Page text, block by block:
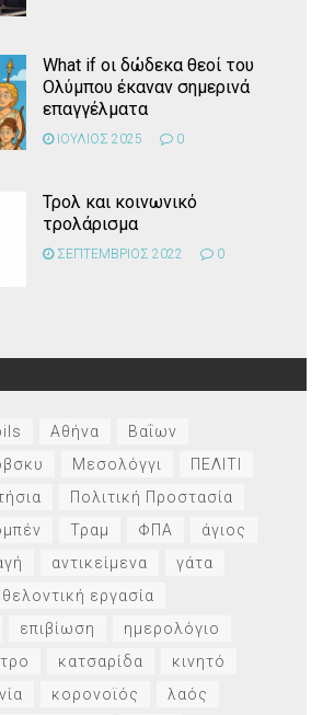
What if οι δώδεκα θεοί του
Ολύμπου έκαναν σημερινά
επαγγέλματα
ΙΟΥΛΙΟΣ 2025 0
Τρολ και κοινωνικό
τρολάρισμα
ΣΕΠΤΕΜΒΡΙΟΣ 2022 0
Αθήνα
Βαΐων
Μεσολόγγι
ΠΕΛΙΤΙ
Πολιτική Προστασία
Τραμ ΦΠΑ
άγιος
αντικείμενα
γάτα
εργασία
επιβίωση
ημερολόγιο
κατσαρίδα
κινητό
κορονοϊός λαός